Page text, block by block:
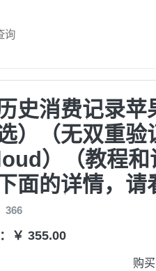
询
史消费记录苹
）（无双重验
）（教程和
面的详情，请
366
￥ 355.00
购